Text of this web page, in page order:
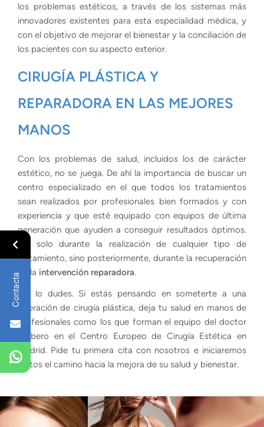
los problemas estéticos, a través de los sistemas más
innovadores existentes para esta especialidad médica, y
con el objetivo de mejorar el bienestar y la conciliación de
los pacientes con su aspecto exterior.
CIRUGÍA PLÁSTICA Y
REPARADORA EN LAS MEJORES
MANOS
Con los problemas de salud, incluidos los de carácter
estético, no se juega. De ahí la importancia de buscar un
centro especializado en el que todos los tratamientos
sean realizados por profesionales bien formados y con
experiencia y que esté equipado con equipos de última
generación que ayuden a conseguir resultados óptimos.
No solo durante la realización de cualquier tipo de
tratamiento, sino posteriormente, durante la recuperación
de la intervención reparadora.
No lo dudes. Si estás pensando en someterte a una
operación de cirugía plástica, deja tu salud en manos de
profesionales como los que forman el equipo del doctor
Barbero en el Centro Europeo de Cirugía Estética en
Madrid. Pide tu primera cita con nosotros e iniciaremos
juntos el camino hacia la mejora de su salud y bienestar.
Contacta